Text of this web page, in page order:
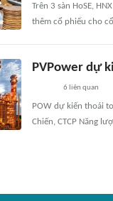
Trên 3 sàn HoSE,
thêm cổ phiếu cho
PVPower dự
6 liên quan
POW dự kiến thoái
Chiến, CTCP Năng